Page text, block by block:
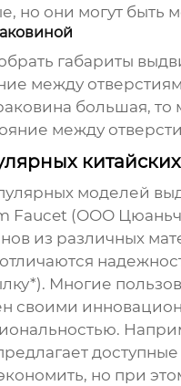
но они могут быть
габариты
между
большая,
между
моделей
Faucet (ООО
из различных
Многие
своими
но при